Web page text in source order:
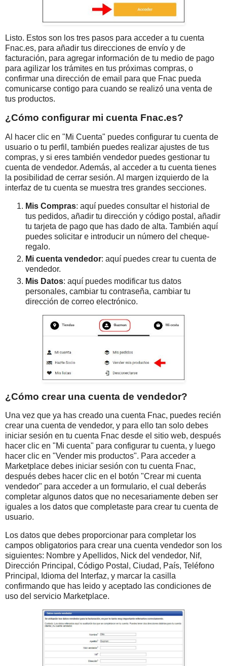
Listo. Estos son los tres pasos para acceder a tu cuenta
Fnac.es, para añadir tus direcciones de envío y de
facturación, para agregar información de tu medio de pago
para agilizar los trámites en tus próximas compras, o
confirmar una dirección de email para que Fnac pueda
comunicarse contigo para cuando se realizó una venta de
tus productos.
¿Cómo configurar mi cuenta Fnac.es?
Al hacer clic en "Mi Cuenta" puedes configurar tu cuenta de
usuario o tu perfil, también puedes realizar ajustes de tus
compras, y si eres también vendedor puedes gestionar tu
cuenta de vendedor. Además, al acceder a tu cuenta tienes
la posibilidad de cerrar sesión. Al margen izquierdo de la
interfaz de tu cuenta se muestra tres grandes secciones.
Mis Compras: aquí puedes consultar el historial de
tus pedidos, añadir tu dirección y código postal, añadir
tu tarjeta de pago que has dado de alta. También aquí
puedes solicitar e introducir un número del cheque-
regalo.
Mi cuenta vendedor: aquí puedes crear tu cuenta de
vendedor.
Mis Datos: aquí puedes modificar tus datos
personales, cambiar tu contraseña, cambiar tu
dirección de correo electrónico.
¿Cómo crear una cuenta de vendedor?
Una vez que ya has creado una cuenta Fnac, puedes recién
crear una cuenta de vendedor, y para ello tan solo debes
iniciar sesión en tu cuenta Fnac desde el sitio web, después
hacer clic en "Mi cuenta" para configurar tu cuenta, y luego
hacer clic en "Vender mis productos". Para acceder a
Marketplace debes iniciar sesión con tu cuenta Fnac,
después debes hacer clic en el botón "Crear mi cuenta
vendedor" para acceder a un formulario, el cual deberás
completar algunos datos que no necesariamente deben ser
iguales a los datos que completaste para crear tu cuenta de
usuario.
Los datos que debes proporcionar para completar los
campos obligatorios para crear una cuenta vendedor son los
siguientes: Nombre y Apellidos, Nick del vendedor, Nif,
Dirección Principal, Código Postal, Ciudad, País, Teléfono
Principal, Idioma del Interfaz, y marcar la casilla
confirmando que has leido y aceptado las condiciones de
uso del servicio Marketplace.